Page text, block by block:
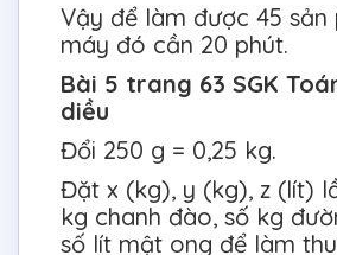
Vậy để làm được 45 sản
máy đó cần 20 phút.
Bài 5 trang 63 SGK
diều
Đổi 250 g = 0,25 kg.
Đặt x (kg), y (kg), z (lít)
kg chanh đào, số kg
số lít mật ong để làm